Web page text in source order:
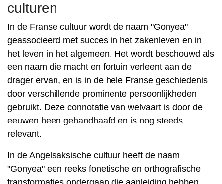
culturen
In de Franse cultuur wordt de naam "Gonyea"
geassocieerd met succes in het zakenleven en in
het leven in het algemeen. Het wordt beschouwd als
een naam die macht en fortuin verleent aan de
drager ervan, en is in de hele Franse geschiedenis
door verschillende prominente persoonlijkheden
gebruikt. Deze connotatie van welvaart is door de
eeuwen heen gehandhaafd en is nog steeds
relevant.
In de Angelsaksische cultuur heeft de naam
"Gonyea" een reeks fonetische en orthografische
transformaties ondergaan die aanleiding hebben